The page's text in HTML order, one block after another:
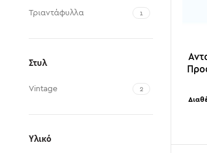
Τριαντάφυλλα 1
Στυλ
Vintage 2
Υλικό